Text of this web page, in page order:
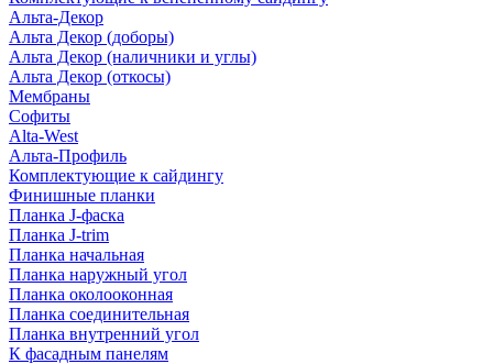
Альта-Декор
Альта Декор (доборы)
Альта Декор (наличники и углы)
Альта Декор (откосы)
Мембраны
Софиты
Alta-West
Альта-Профиль
Комплектующие к сайдингу
Финишные планки
Планка J-фаска
Планка J-trim
Планка начальная
Планка наружный угол
Планка околооконная
Планка соединительная
Планка внутренний угол
К фасадным панелям